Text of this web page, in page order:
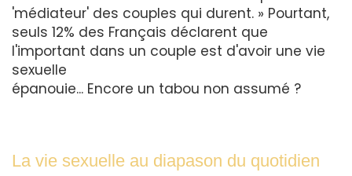
'médiateur' des couples qui durent. » Pourtant,
seuls 12% des Français déclarent que
l'important dans un couple est d'avoir une vie
sexuelle
épanouie... Encore un tabou non assumé ?
La vie sexuelle au diapason du quotidien